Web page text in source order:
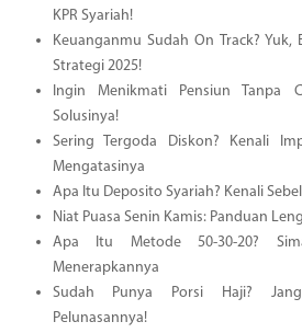
KPR Syariah!
Keuanganmu Sudah On Track? Yuk,
Strategi 2025!
Ingin Menikmati Pensiun Tanpa
Solusinya!
Sering Tergoda Diskon? Kenali
Mengatasinya
Apa Itu Deposito Syariah? Kenali
Niat Puasa Senin Kamis: Panduan
Apa Itu Metode 50-30-20?
Menerapkannya
Sudah Punya Porsi Haji?
Pelunasannya!